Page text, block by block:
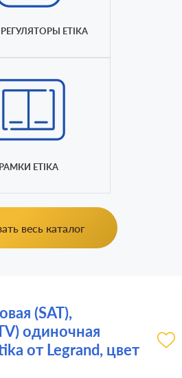
ETIKA
РАМКИ ETIKA
весь каталог
(SAT),
одиночная
от Legrand, цвет